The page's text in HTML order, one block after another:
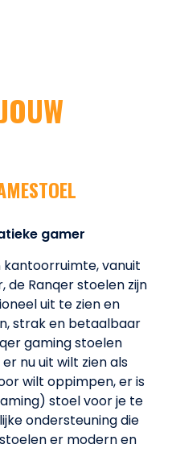
JOUW
gamer
kantoorruimte, vanuit
de Ranqer stoelen zijn
uit te zien en
strak en betaalbaar
gaming stoelen
nu uit wilt zien als
wilt oppimpen, er is
stoel voor je te
ondersteuning die
er modern en